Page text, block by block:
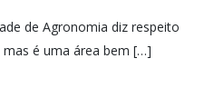
de Agronomia diz respeito
é uma área bem […]